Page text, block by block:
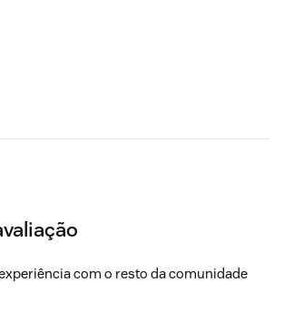
com o resto da comunidade